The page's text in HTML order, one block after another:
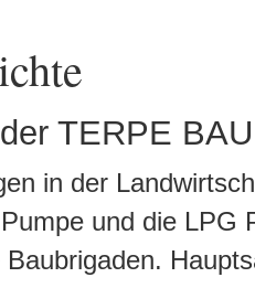
TERPE
in der
und die LPG